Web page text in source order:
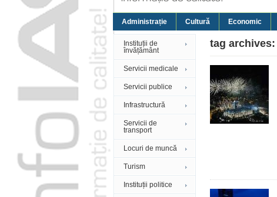
Administrație Cultură Economic
Instituții de
învățământ
Servicii medicale
Servicii publice
Infrastructură
Servicii de
transport
Locuri de muncă
Turism
Instituții politice
tag archives: